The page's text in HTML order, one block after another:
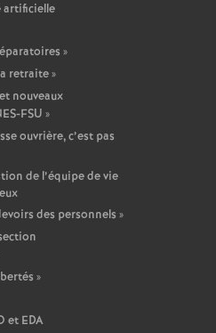
artificielle
»
retraite»
nouveaux
FSU »
ouvrière, c’est pas
de l’équipe de vie
des personnels »
»
et EDA